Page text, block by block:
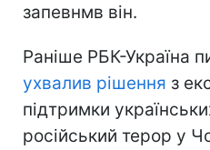
запевнмв він.
Раніше РБК-Україна
ухвалив рішення з
підтримки
російський терор у